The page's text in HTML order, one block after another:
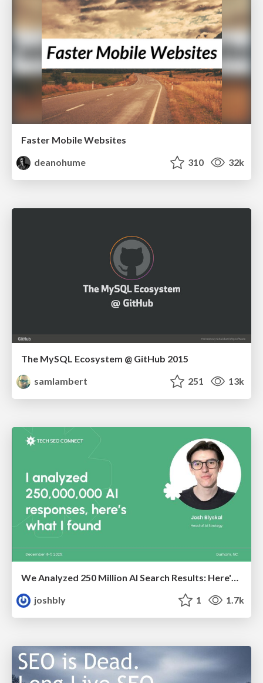
Faster Mobile Websites
deanohume
310 32k
The MySQL Ecosystem @ GitHub 2015
samlambert
251 13k
We Analyzed 250 Million AI Search Results: Here's What I Found
joshbly
1 1.7k